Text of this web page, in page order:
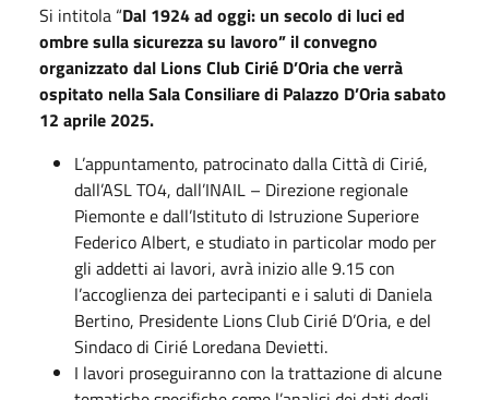
Si intitola “Dal 1924 ad oggi: un secolo di luci ed
ombre sulla sicurezza su lavoro” il convegno
organizzato dal Lions Club Cirié D’Oria che verrà
ospitato nella Sala Consiliare di Palazzo D’Oria sabato
12 aprile 2025.
L’appuntamento, patrocinato dalla Città di Cirié,
dall’ASL TO4, dall’INAIL – Direzione regionale
Piemonte e dall’Istituto di Istruzione Superiore
Federico Albert, e studiato in particolar modo per
gli addetti ai lavori, avrà inizio alle 9.15 con
l’accoglienza dei partecipanti e i saluti di Daniela
Bertino, Presidente Lions Club Cirié D’Oria, e del
Sindaco di Cirié Loredana Devietti.
I lavori proseguiranno con la trattazione di alcune